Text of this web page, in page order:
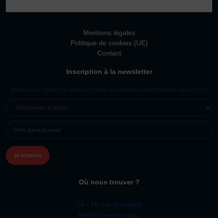
Vivicittà
Réaffiliation
Prise de licence
JE SOUHAITE TROUVER UN COMITÉ
JE SOUHAITE ADHÉRER
Affiliation
Honorabilité
Certificat Médical
Mentions légales
Politique de cookies (UE)
Contact
Inscription à la newsletter
Restons en contact et recevez toutes les dernières informations de la FSGT
UN
(NÉCESSAIRE)
MAIL
Où nous trouver ?
14 - 16 rue Scandicci
93508 Pantin cedex